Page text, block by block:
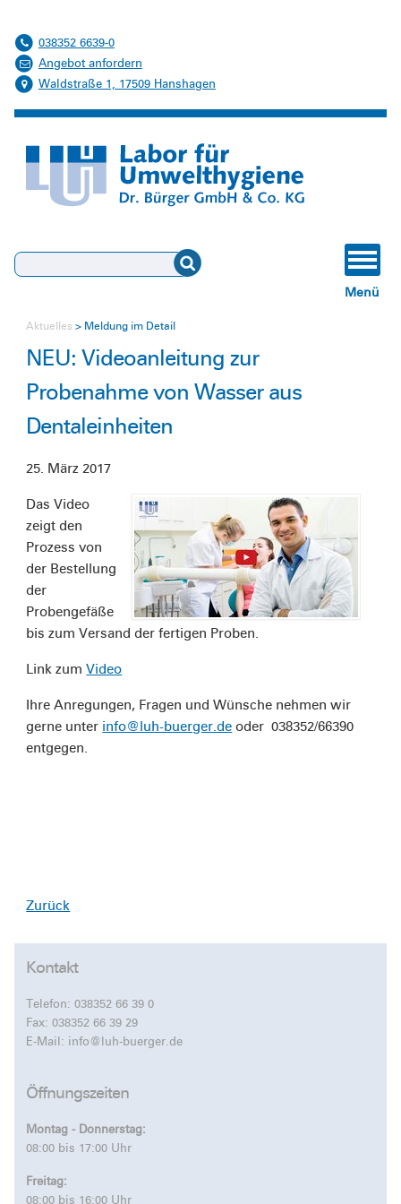
038352 6639-0
Angebot anfordern
Waldstraße 1, 17509 Hanshagen
Suchen
Menü
Aktuelles Meldung im Detail
NEU: Videoanleitung zur
Probenahme von Wasser aus
Dentaleinheiten
25. März 2017
Das Video
zeigt den
Prozess von
der Bestellung
der
Probengefäße
bis zum Versand der fertigen Proben.
Link zumVideo
Ihre Anregungen, Fragen und Wünsche nehmen wir
gerne unter info@luh-buerger.de oder 038352/66390
entgegen.
Zurück
Kontakt
Telefon:038352 66 39 0
Fax: 038352 66 39 29
E-Mail: info@luh-buerger.de
Öffnungszeiten
Montag - Donnerstag:
08:00 bis 17:00 Uhr
Freitag:
08:00 bis 16:00 Uhr